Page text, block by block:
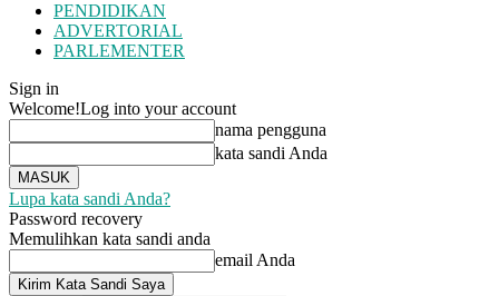
PENDIDIKAN
ADVERTORIAL
PARLEMENTER
Sign in
Welcome!Log into your account
nama pengguna
kata sandi Anda
Lupa kata sandi Anda?
Password recovery
Memulihkan kata sandi anda
email Anda